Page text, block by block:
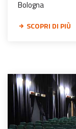
Bologna
SCOPRI DI PIÙ